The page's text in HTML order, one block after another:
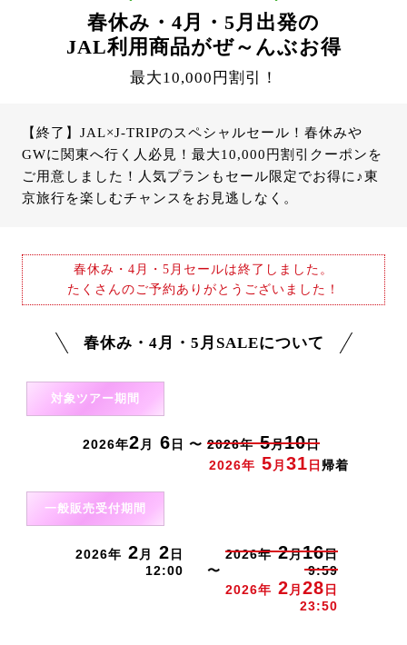
春休み・4月・5月出発の
JAL利用商品がぜ～んぶお得
最大10,000円割引！
【終了】JAL×J-TRIPのスペシャルセール！春休みや
GWに関東へ行く人必見！最大10,000円割引クーポンを
ご用意しました！人気プランもセール限定でお得に♪東
京旅行を楽しむチャンスをお見逃しなく。
春休み・4月・5月セールは終了しました。
たくさんのご予約ありがとうございました！
春休み・4月・5月SALEについて
対象ツアー期間
2026年2 月 6 日 〜 2026年5月10日
2026年 5 月 31 日 帰着
一般販売受付期間
2026年 2 月 2 日
12:00
〜
2026年2月16日
9:59
2026年 2 月 28 日
23:50